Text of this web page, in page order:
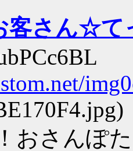
客さん☆て
おさんぽ